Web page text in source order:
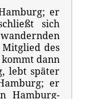
er
sich
des
dann
lebt später
er
Hamburg-